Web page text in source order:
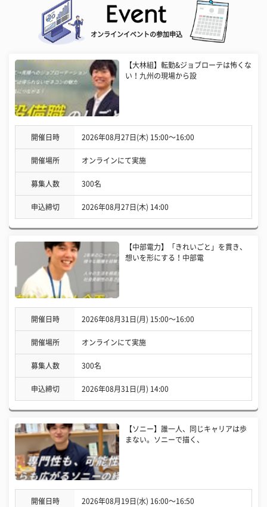
オンラインイベントの参加申込
【大林組】転勤&ジョブローテは怖くな
い！九州の現場から設
開催日時 2026年08月27日(木) 15:00〜16:00
開催場所 オンラインにて実施
募集人数 300名
申込締切 2026年08月27日(木) 14:00
【中部電力】「きれいごと」を貫き、
想いを形にする！中部電
開催日時 2026年08月31日(月) 15:00〜16:00
開催場所 オンラインにて実施
募集人数 300名
申込締切 2026年08月31日(月) 14:00
【ソニー】誰一人、同じキャリアは歩
まない。ソニーで描く、
開催日時 2026年08月19日(水) 16:00〜16:50